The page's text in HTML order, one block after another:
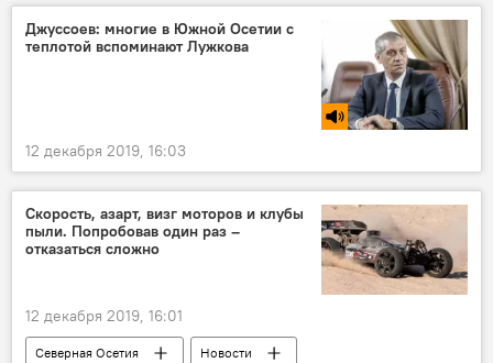
Джуссоев: многие в Южной Осетии с
теплотой вспоминают Лужкова
12 декабря 2019, 16:03
Скорость, азарт, визг моторов и клубы
пыли. Попробовав один раз –
отказаться сложно
12 декабря 2019, 16:01
Северная Осетия
Новости